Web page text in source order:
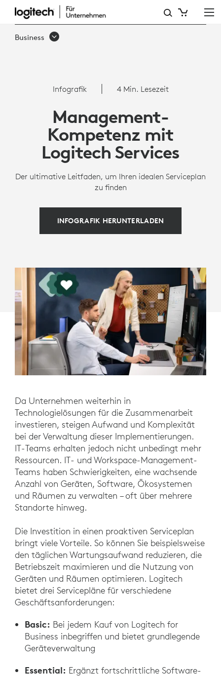
MANAGEMENT-
KOMPETENZ
SERVICES
Business
Infografik 4 Min. Lesezeit
Management-
Kompetenz mit
Logitech Services
Der ultimative Leitfaden, um Ihren idealen Serviceplan
zu finden
INFOGRAFIK HERUNTERLADEN
Da Unternehmen weiterhin in
Technologielösungen für die Zusammenarbeit
investieren, steigen Aufwand und Komplexität
bei der Verwaltung dieser Implementierungen.
IT-Teams erhalten jedoch nicht unbedingt mehr
Ressourcen. IT- und Workspace-Management-
Teams haben Schwierigkeiten, eine wachsende
Anzahl von Geräten, Software, Ökosystemen
und Räumen zu verwalten – oft über mehrere
Standorte hinweg.
Die Investition in einen proaktiven Serviceplan
bringt viele Vorteile. So können Sie beispielsweise
den täglichen Wartungsaufwand reduzieren, die
Betriebszeit maximieren und die Nutzung von
Geräten und Räumen optimieren. Logitech
bietet drei Servicepläne für verschiedene
Geschäftsanforderungen:
Basic: Bei jedem Kauf von Logitech for
Business inbegriffen und bietet grundlegende
Geräteverwaltung
Essential: Ergänzt fortschrittliche Software-